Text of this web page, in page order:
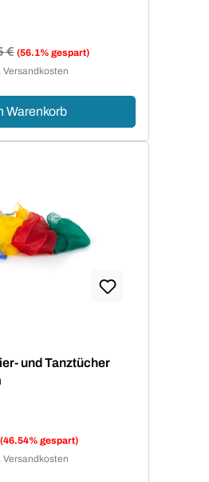
Preis:
€ (56.1% gespart)
Versandkosten
Warenkorb
und Tanztücher
(46.54% gespart)
Versandkosten